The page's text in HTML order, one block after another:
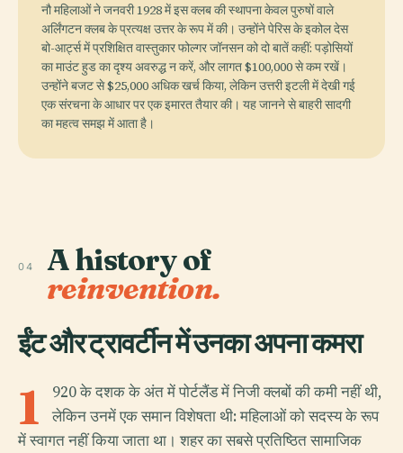
नौ महिलाओं ने जनवरी 1928 में इस क्लब की स्थापना केवल पुरुषों वाले
अर्लिंगटन क्लब के प्रत्यक्ष उत्तर के रूप में की। उन्होंने पेरिस के इकोल देस
बो-आर्ट्स में प्रशिक्षित वास्तुकार फोल्गर जॉनसन को दो बातें कहीं: पड़ोसियों
का माउंट हुड का दृश्य अवरुद्ध न करें, और लागत $100,000 से कम रखें।
उन्होंने बजट से $25,000 अधिक खर्च किया, लेकिन उत्तरी इटली में देखी गई
एक संरचना के आधार पर एक इमारत तैयार की। यह जानने से बाहरी सादगी
का महत्व समझ में आता है।
04 A history of
reinvention.
ईंट और ट्रावर्टीन में उनका अपना कमरा
1
920 के दशक के अंत में पोर्टलैंड में निजी क्लबों की कमी नहीं थी,
लेकिन उनमें एक समान विशेषता थी: महिलाओं को सदस्य के रूप
में स्वागत नहीं किया जाता था। शहर का सबसे प्रतिष्ठित सामाजिक